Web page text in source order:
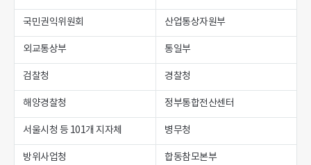
국민권익위원회 산업통상자원부
외교통상부 통일부
검찰청 경찰청
해양경찰청 정부통합전산센터
서울시청 등 101개 지자체 병무청
방위사업청 합동참모본부